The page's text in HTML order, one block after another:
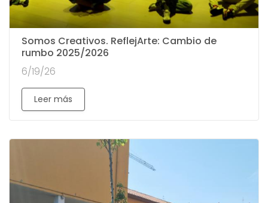
Somos Creativos. ReflejArte: Cambio de
rumbo 2025/2026
6/19/26
Leer más